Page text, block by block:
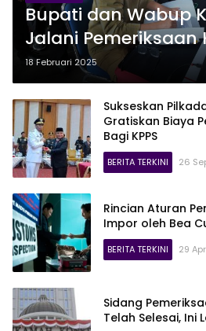
Bupati dan Wabup
Jalani Pemeriksaan
Kemendagri
18 Februari 2025
Sukseskan
Gratiskan Biaya
Bagi KPPS
BERITA TERKINI 26
Rincian Aturan
Impor oleh Bea
BERITA TERKINI 29
Sidang
Telah Selesai, Ini